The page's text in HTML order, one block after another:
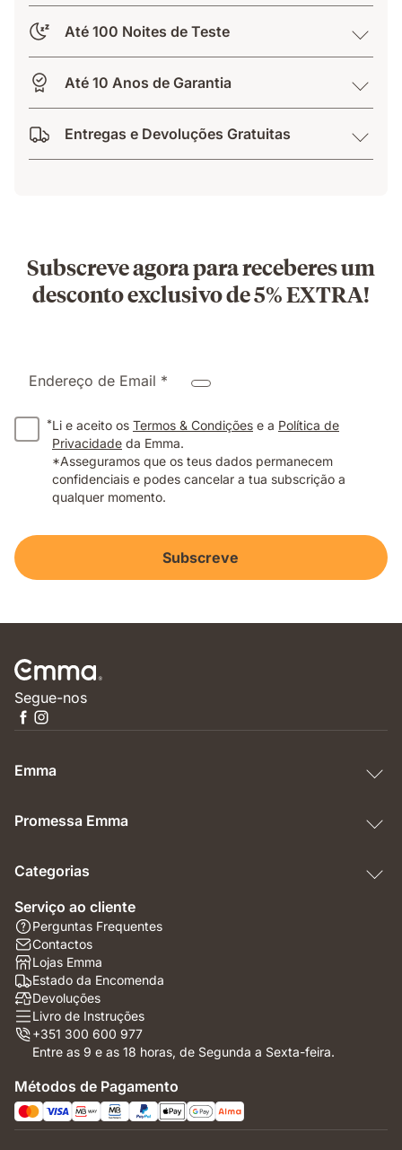
Até 100 Noites de Teste
Até 10 Anos de Garantia
Entregas e Devoluções Gratuitas
Subscreve agora para receberes um
desconto exclusivo de 5% EXTRA!
Endereço de Email *
*Li e aceito os Termos & Condições e a Política de
Privacidade da Emma.
*Asseguramos que os teus dados permanecem
confidenciais e podes cancelar a tua subscrição a
qualquer momento.
Subscreve
Segue-nos
Emma
Promessa Emma
Categorias
Serviço ao cliente
Perguntas Frequentes
Contactos
Lojas Emma
Estado da Encomenda
Devoluções
Livro de Instruções
+351 300 600 977
Entre as 9 e as 18 horas, de Segunda a Sexta-feira.
Métodos de Pagamento